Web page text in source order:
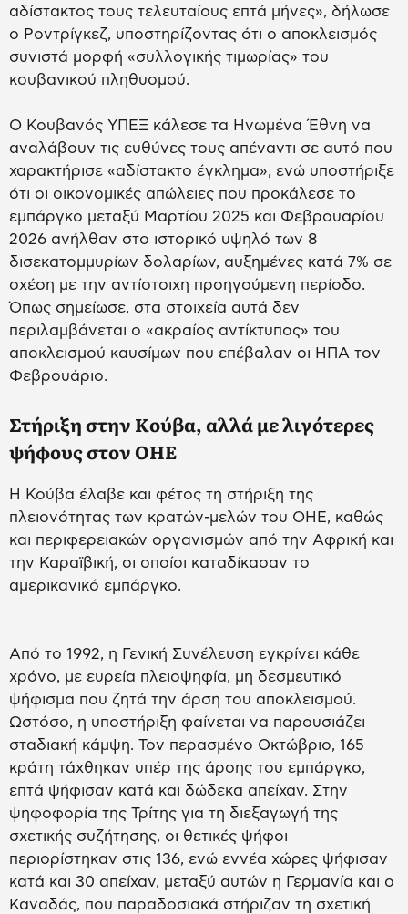
αδίστακτος τους τελευταίους επτά μήνες», δήλωσε
ο Ροντρίγκεζ, υποστηρίζοντας ότι ο αποκλεισμός
συνιστά μορφή «συλλογικής τιμωρίας» του
κουβανικού πληθυσμού.
Ο Κουβανός ΥΠΕΞ κάλεσε τα Ηνωμένα Έθνη να
αναλάβουν τις ευθύνες τους απέναντι σε αυτό που
χαρακτήρισε «αδίστακτο έγκλημα», ενώ υποστήριξε
ότι οι οικονομικές απώλειες που προκάλεσε το
εμπάργκο μεταξύ Μαρτίου 2025 και Φεβρουαρίου
2026 ανήλθαν στο ιστορικό υψηλό των 8
δισεκατομμυρίων δολαρίων, αυξημένες κατά 7% σε
σχέση με την αντίστοιχη προηγούμενη περίοδο.
Όπως σημείωσε, στα στοιχεία αυτά δεν
περιλαμβάνεται ο «ακραίος αντίκτυπος» του
αποκλεισμού καυσίμων που επέβαλαν οι ΗΠΑ τον
Φεβρουάριο.
Στήριξη στην Κούβα, αλλά με λιγότερες
ψήφους στον ΟΗΕ
Η Κούβα έλαβε και φέτος τη στήριξη της
πλειονότητας των κρατών-μελών του ΟΗΕ, καθώς
και περιφερειακών οργανισμών από την Αφρική και
την Καραϊβική, οι οποίοι καταδίκασαν το
αμερικανικό εμπάργκο.
Από το 1992, η Γενική Συνέλευση εγκρίνει κάθε
χρόνο, με ευρεία πλειοψηφία, μη δεσμευτικό
ψήφισμα που ζητά την άρση του αποκλεισμού.
Ωστόσο, η υποστήριξη φαίνεται να παρουσιάζει
σταδιακή κάμψη. Τον περασμένο Οκτώβριο, 165
κράτη τάχθηκαν υπέρ της άρσης του εμπάργκο,
επτά ψήφισαν κατά και δώδεκα απείχαν. Στην
ψηφοφορία της Τρίτης για τη διεξαγωγή της
σχετικής συζήτησης, οι θετικές ψήφοι
περιορίστηκαν στις 136, ενώ εννέα χώρες ψήφισαν
κατά και 30 απείχαν, μεταξύ αυτών η Γερμανία και ο
Καναδάς, που παραδοσιακά στήριζαν τη σχετική